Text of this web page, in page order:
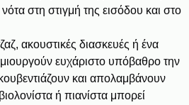
στη στιγμή της εισόδου και στο
ακουστικές διασκευές ή ένα
ευχάριστο υπόβαθρο την
και απολαμβάνουν
ή πιανίστα μπορεί